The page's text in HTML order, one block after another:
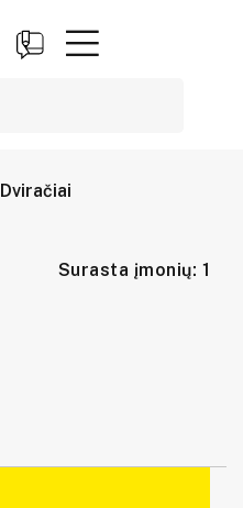
Dviračiai
Surasta įmonių: 1